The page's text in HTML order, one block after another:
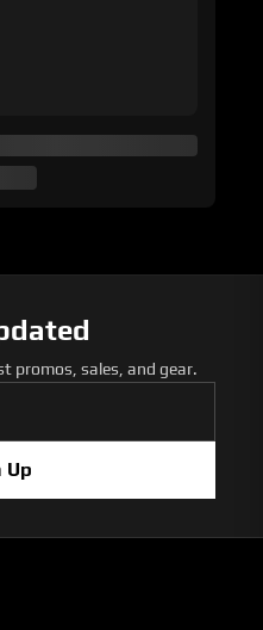
promos, sales, and gear.
Up